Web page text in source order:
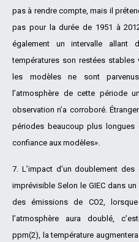
pas à rendre compte, mais il
pas pour la durée de 1951 à
également un intervalle allant
températures son restées
les modèles ne sont
l’atmosphère de cette période
observation n’a corroboré.
périodes beaucoup plus longues
confiance aux modèles».
7. L’impact d’un doublement
imprévisible Selon le GIEC dans
des émissions de CO2,
l’atmosphère aura doublé,
ppm(2), la température